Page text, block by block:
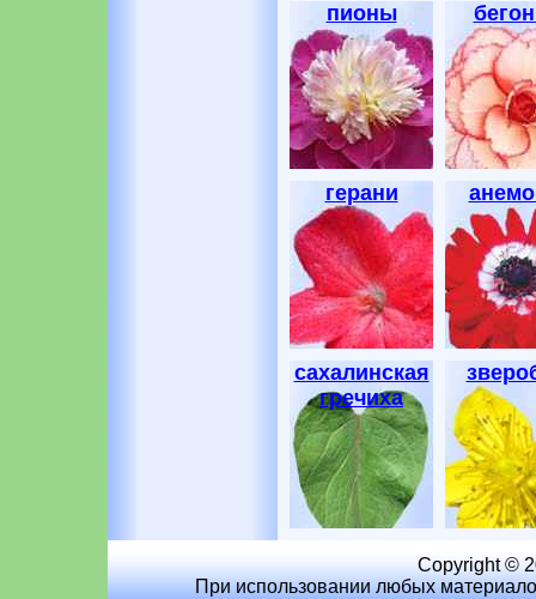
пионы
герани
сахалинская
гречиха
Copyright ©
При использовании любых